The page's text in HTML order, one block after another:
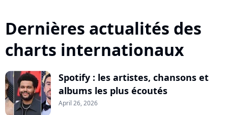
Dernières actualités des
charts internationaux
Spotify : les artistes, chansons et
albums les plus écoutés
April 26, 2026